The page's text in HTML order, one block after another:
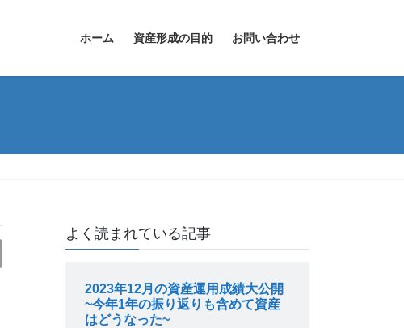
ホーム 資産形成の目的 お問い合わせ
よく読まれている記事
2023年12月の資産運用成績大公開
~今年1年の振り返りも含めて資産
はどうなった~